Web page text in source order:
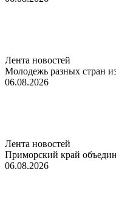
Лента новостей
Молодежь разных стран
06.08.2026
Лента новостей
Приморский край
06.08.2026